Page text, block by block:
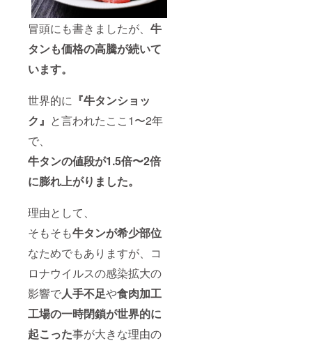
冒頭にも書きましたが、 牛
タンも価格の高騰が続いて
います。
世界的に 『牛タンショッ
ク』 と言われたここ1〜2年
で、
牛タンの値段が1.5倍〜2倍
に膨れ上がりました。
理由として、
そもそも牛タンが希少部位
なためでもありますが、コ
ロナウイルスの感染拡大の
影響で人手不足や食肉加工
工場の一時閉鎖が世界的に
起こった事が大きな理由の